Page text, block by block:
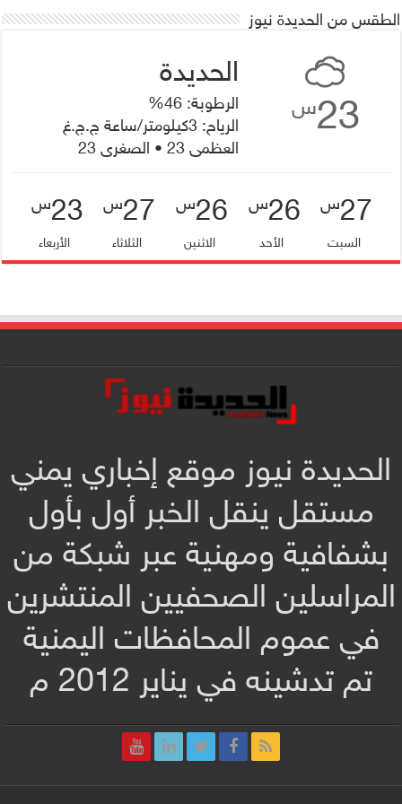
الطقس من الحديدة نيوز
23س
الرطوبة: 46%
الرياح: 3كيلومتر/ساعة ج.ج.غ
العظمى 23 • الصغرى 23
27س
السبت
26س
الأحد
26س
الاثنين
27س
الثلاثاء
23س
الأربعاء
الحديدة نيوز موقع إخباري يمني
مستقل ينقل الخبر أول بأول
بشفافية ومهنية عبر شبكة من
المراسلين الصحفيين المنتشرين
في عموم المحافظات اليمنية
تم تدشينه في يناير 2012 م